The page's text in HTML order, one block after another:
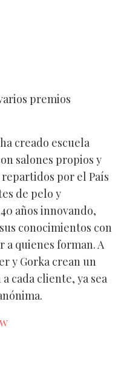
premios
creado escuela
salones propios y
por el País
de pelo y
años innovando,
conocimientos con
quienes forman. A
y Gorka crean un
cada cliente, ya sea